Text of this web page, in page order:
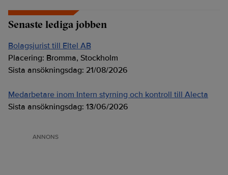
Senaste lediga jobben
Bolagsjurist till Eltel AB
Placering: Bromma, Stockholm
Sista ansökningsdag: 21/08/2026
Medarbetare inom Intern styrning och kontroll till Alecta
Sista ansökningsdag: 13/06/2026
ANNONS